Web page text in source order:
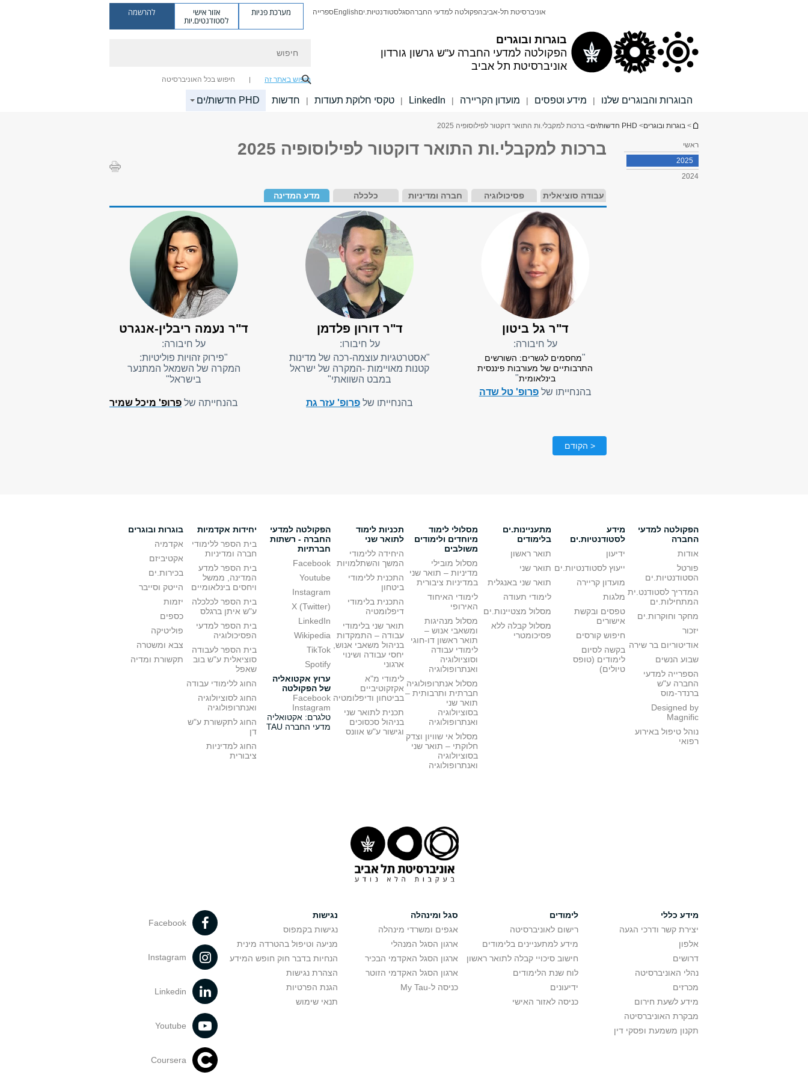
בוגרות ובוגרים
הפקולטה למדעי החברה ע"ש גרשון גורדון
אוניברסיטת תל אביב
אוניברסיטת תל-אביבהפקולטה למדעי החברהסגלסטודנטיות.יםEnglishספרייה מערכת פניות אזור אישי
לסטודנטים.יות
להרשמה
חיפוש באתר זה חיפוש בכל האוניברסיטה
הבוגרות והבוגרים שלנו | מידע וטפסים | מועדון הקריירה |
LinkedIn
| טקסי חלוקת תעודות | חדשות PHD חדשות/ים
הינך נמצא כאן
> בוגרות ובוגרים> PHD חדשות/ים > ברכות למקבלי.ות התואר דוקטור לפילוסופיה 2025
ראשי
2025
2024
ברכות למקבלי.ות התואר דוקטור לפילוסופיה 2025
עבודה סוציאלית פסיכולוגיה חברה ומדיניות כלכלה מדע המדינה
ד"ר גל ביטון
על חיבורה:
"מחסמים לגשרים: השורשים
התרבותיים של מעורבות פיננסית
בינלאומית"
בהנחייתו שלפרופ' טל שדה
ד"ר דורון פלדמן
על חיבורו:
"אסטרטגיות עוצמה-רכה של מדינות
קטנות מאויימות -המקרה של ישראל
במבט השוואתי"
בהנחייתו של פרופ' עזר גת
ד"ר נעמה ריבלין-אנגרט
על חיבורה:
"פירוק זהויות פוליטיות:
המקרה של השמאל המתנער
בישראל"
בהנחייתה של פרופ' מיכל שמיר
< הקודם
הפקולטה למדעי
החברה
אודות
פורטל
הסטודנטיות.ים
המדריך לסטודנט.ית
המתחילות.ים
מחקר וחוקרות.ים
יזכור
אודיטוריום בר שירה
שבוע הנשים
הספרייה למדעי
החברה ע"ש
ברנדר-מוס
Designed by
Magnific
נוהל טיפול באירוע
רפואי
מידע
לסטודנטיות.ים
ידיעון
ייעוץ לסטודנטיות.ים
מועדון קריירה
מלגות
טפסים ובקשת
אישורים
חיפוש קורסים
בקשה לסיום
לימודים (טופס
טיולים)
מתעניינות.ים
בלימודים
תואר ראשון
תואר שני
תואר שני באנגלית
לימודי תעודה
מסלול מצטיינות.ים
מסלול קבלה ללא
פסיכומטרי
מסלולי לימוד
מיוחדים ולימודים
משולבים
מסלול מובילי
מדיניות – תואר שני
במדיניות ציבורית
לימודי האיחוד
האירופי
מסלול מנהיגות
ומשאבי אנוש –
תואר ראשון דו-חוגי
לימודי עבודה
וסוציולוגיה
ואנתרופולוגיה
מסלול אנתרופולוגיה
חברתית ותרבותית –
תואר שני
בסוציולוגיה
ואנתרופולוגיה
מסלול אי שוויון וצדק
חלוקתי – תואר שני
בסוציולוגיה
ואנתרופולוגיה
תכניות לימוד
לתואר שני
היחידה ללימודי
המשך והשתלמויות
התכנית ללימודי
ביטחון
התכנית בלימודי
דיפלומטיה
תואר שני בלימודי
עבודה – התמקדות
בניהול משאבי אנוש,
יחסי עבודה ושינוי
ארגוני
לימודי מ"א
אקזקוטיביים
בביטחון ודיפלומטיה
תכנית לתואר שני
בניהול סכסוכים
וגישור ע"ש אוונס
הפקולטה למדעי
החברה - רשתות
חברתיות
Facebook
Youtube
Instagram
X (Twitter)
LinkedIn
Wikipedia
TikTok
Spotify
ערוץ אקטואליה
של הפקולטה
Facebook
Instagram
טלגרם: אקטואליה
מדעי החברה TAU
יחידות אקדמיות
בית הספר ללימודי
חברה ומדיניות
בית הספר למדע
המדינה, ממשל
ויחסים בינלאומיים
בית הספר לכלכלה
ע"ש איתן ברגלס
בית הספר למדעי
הפסיכולוגיה
בית הספר לעבודה
סוציאלית ע"ש בוב
שאפל
החוג ללימודי עבודה
החוג לסוציולוגיה
ואנתרופולוגיה
החוג לתקשורת ע"ש
דן
החוג למדיניות
ציבורית
בוגרות ובוגרים
אקדמיה
אקטיביזם
בכירות.ים
הייטק וסייבר
יזמות
כספים
פוליטיקה
צבא ומשטרה
תקשורת ומדיה
מידע כללי
יצירת קשר ודרכי הגעה
אלפון
דרושים
נהלי האוניברסיטה
מכרזים
מידע לשעת חירום
מבקרת האוניברסיטה
תקנון משמעת ופסקי דין
לימודים
רישום לאוניברסיטה
מידע למתעניינים בלימודים
חישוב סיכויי קבלה לתואר ראשון
לוח שנת הלימודים
ידיעונים
כניסה לאזור האישי
סגל ומינהלה
אגפים ומשרדי מינהלה
ארגון הסגל המנהלי
ארגון הסגל האקדמי הבכיר
ארגון הסגל האקדמי הזוטר
כניסה ל-My Tau
נגישות
נגישות בקמפוס
מניעה וטיפול בהטרדה מינית
הנחיות בדבר חוק חופש המידע
הצהרת נגישות
הגנת הפרטיות
תנאי שימוש
Facebook
Instagram
Linkedin
Youtube
Coursera